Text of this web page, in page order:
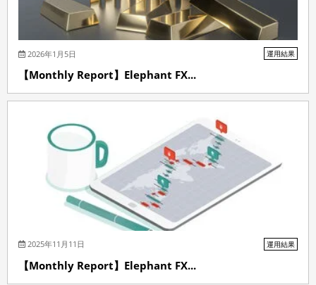
2026年1月5日 運用結果
【Monthly Report】Elephant FX...
2025年11月11日 運用結果
【Monthly Report】Elephant FX...